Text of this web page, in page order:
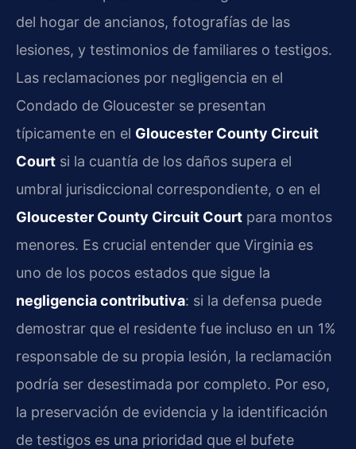
del hogar de ancianos, fotografías de las
lesiones, y testimonios de familiares o testigos.
Las reclamaciones por negligencia en el
Condado de Gloucester se presentan
típicamente en el Gloucester County Circuit
Court si la cuantía de los daños supera el
umbral jurisdiccional correspondiente, o en el
Gloucester County Circuit Court para montos
menores. Es crucial entender que Virginia es
uno de los pocos estados que sigue la
negligencia contributiva: si la defensa puede
demostrar que el residente fue incluso en un 1%
responsable de su propia lesión, la reclamación
podría ser desestimada por completo. Por eso,
la preservación de evidencia y la identificación
de testigos es una prioridad que el bufete